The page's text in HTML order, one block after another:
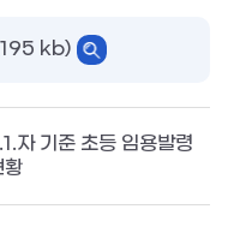
kb)
자 기준 초등 임용발령
황